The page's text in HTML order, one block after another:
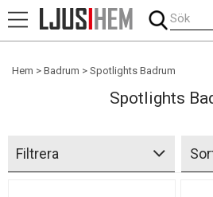
Sök
Hem Badrum Spotlights Badrum
Spotlights
Filtrera